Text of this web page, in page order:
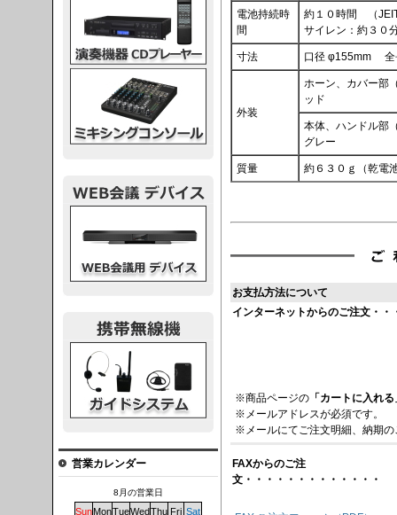
電池持続時
間
約１０時間 （
サイレン：約３０
寸法 口径 φ155mm 全
外装
ホーン、カバー部
ッド
本体、ハンドル部
グレー
質量 約６３０ｇ（乾電
お支払方法について
インターネットからのご注文・・
※商品ページの 「カートに入れる
※メールアドレスが必須です。
※メールにてご注文明細、納期
FAXからのご注
文・・・・・・・・・・・・・
営業カレンダー
8月の営業日
SunMonTueWedThu Fri Sat